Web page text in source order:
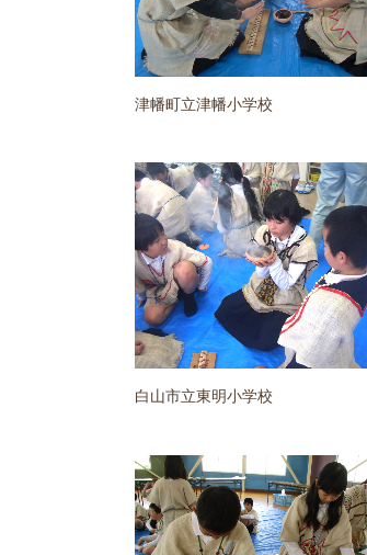
津幡町立津幡小学校
白山市立東明小学校